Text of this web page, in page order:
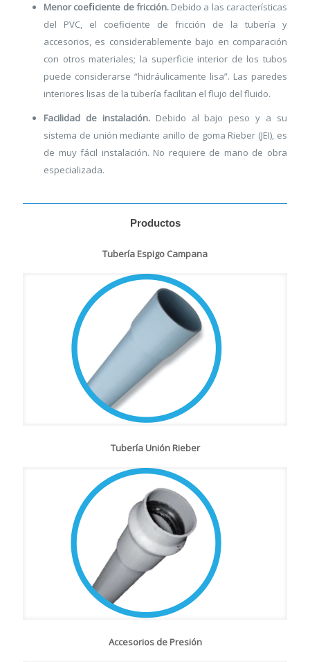
Menor coeﬁciente de fricción. Debido a las características
del PVC, el coeficiente de fricción de la tubería y
accesorios, es considerablemente bajo en comparación
con otros materiales; la superficie interior de los tubos
puede considerarse “hidráulicamente lisa”. Las paredes
interiores lisas de la tubería facilitan el flujo del fluido.
Facilidad de instalación. Debido al bajo peso y a su
sistema de unión mediante anillo de goma Rieber (JEI), es
de muy fácil instalación. No requiere de mano de obra
especializada.
Productos
Tubería Espigo Campana
Tubería Unión Rieber
Accesorios de Presión